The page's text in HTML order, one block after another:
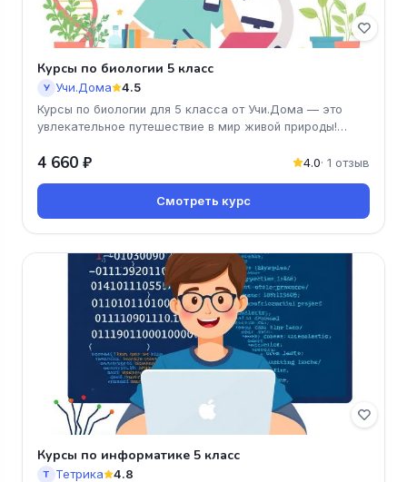
Курсы по биологии 5 класс
У Учи.Дома 4.5
Курсы по биологии для 5 класса от Учи.Дома — это
увлекательное путешествие в мир живой природы!
4 660 ₽ 4.0· 1 отзыв
Смотреть курс
Курсы по информатике 5 класс
Т Тетрика 4.8